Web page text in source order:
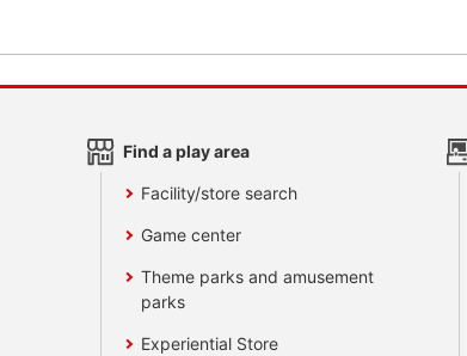
Find a play area
Facility/store search
Game center
Theme parks and amusement
parks
Experiential Store